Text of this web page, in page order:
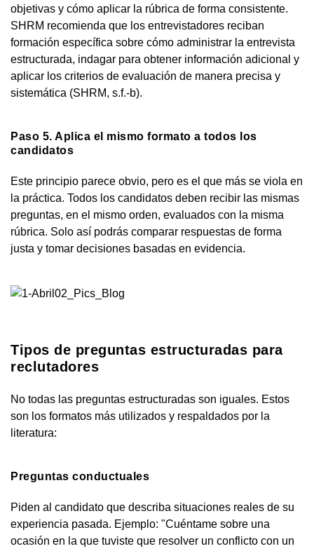
objetivas y cómo aplicar la rúbrica de forma consistente.
SHRM recomienda que los entrevistadores reciban
formación específica sobre cómo administrar la entrevista
estructurada, indagar para obtener información adicional y
aplicar los criterios de evaluación de manera precisa y
sistemática (SHRM, s.f.-b).
Paso 5. Aplica el mismo formato a todos los
candidatos
Este principio parece obvio, pero es el que más se viola en
la práctica. Todos los candidatos deben recibir las mismas
preguntas, en el mismo orden, evaluados con la misma
rúbrica. Solo así podrás comparar respuestas de forma
justa y tomar decisiones basadas en evidencia.
Tipos de preguntas estructuradas para
reclutadores
No todas las preguntas estructuradas son iguales. Estos
son los formatos más utilizados y respaldados por la
literatura:
Preguntas conductuales
Piden al candidato que describa situaciones reales de su
experiencia pasada. Ejemplo: "Cuéntame sobre una
ocasión en la que tuviste que resolver un conflicto con un